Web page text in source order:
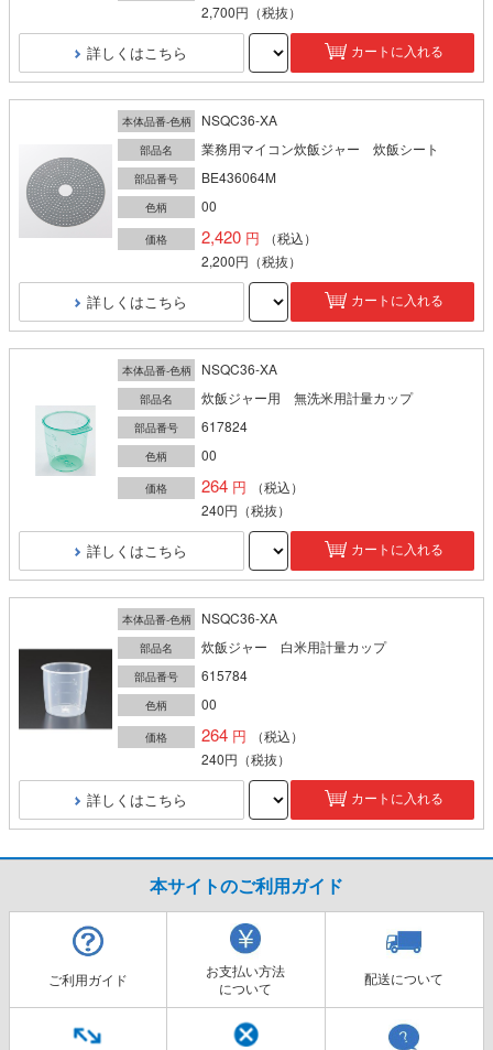
2,700円 （税抜）
詳しくはこちら カートに入れる
本体品番-色柄 NSQC36-XA
部品名 業務用マイコン炊飯ジャー 炊飯シート
部品番号 BE436064M
色柄 00
価格 2,420
（税込）
2,200円 （税抜）
詳しくはこちら カートに入れる
本体品番-色柄 NSQC36-XA
部品名 炊飯ジャー用 無洗米用計量カップ
部品番号 617824
色柄 00
価格 264
（税込）
240円 （税抜）
詳しくはこちら カートに入れる
本体品番-色柄 NSQC36-XA
部品名 炊飯ジャー 白米用計量カップ
部品番号 615784
色柄 00
価格 264
（税込）
240円 （税抜）
詳しくはこちら カートに入れる
本サイトのご利用ガイド
ご利用ガイド
お支払い方法
について
配送について